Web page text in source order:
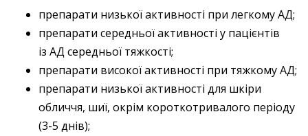
препарати низької активності при легкому АД;
препарати середньої активності у пацієнтів
із АД середньої тяжкості;
препарати високої активності при тяжкому АД;
препарати низької активності для шкіри
обличчя, шиї, окрім короткотривалого періоду
(3-5 днів);